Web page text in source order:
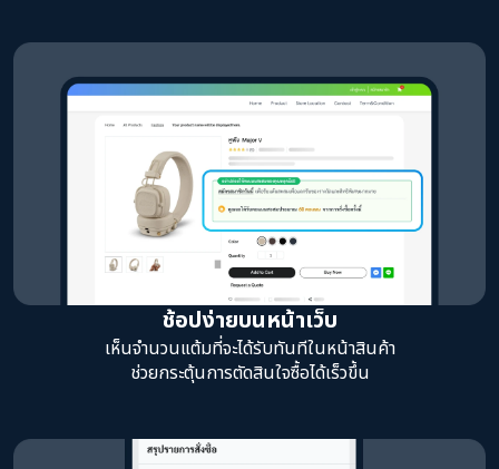
ช้อปง่ายบนหน้าเว็บ
เห็นจำนวนแต้มที่จะได้รับทันทีในหน้าสินค้า
ช่วยกระตุ้นการตัดสินใจซื้อได้เร็วขึ้น